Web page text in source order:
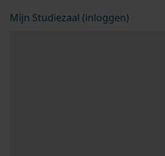
Mijn Studiezaal (inloggen)